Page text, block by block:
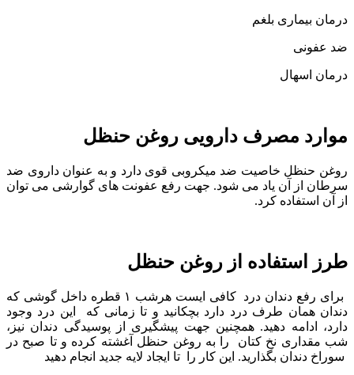
درمان بیماری بلغم
ضد عفونی
درمان اسهال
موارد مصرف دارویی روغن حنظل
روغن حنظل خاصیت ضد میکروبی قوی دارد و به عنوان داروی ضد
سرطان از آن یاد می شود. جهت رفع عفونت های گوارشی می توان
از آن استفاده کرد.
طرز استفاده از روغن حنظل
برای رفع دندان درد کافی ایست هرشب ۱ قطره داخل گوشی که
دندان همان طرف درد دارد بچکانید و تا زمانی که این درد وجود
دارد، ادامه دهید. همچنین جهت پیشگیری از پوسیدگی دندان نیز،
شب مقداری نخ کتان را به روغن حنظل آغشته کرده و تا صبح در
سوراخ دندان بگذارید. این کار را تا ایجاد لایه جدید انجام دهید